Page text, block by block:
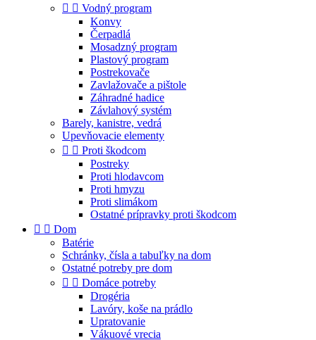
  Vodný program
Konvy
Čerpadlá
Mosadzný program
Plastový program
Postrekovače
Zavlažovače a pištole
Záhradné hadice
Závlahový systém
Barely, kanistre, vedrá
Upevňovacie elementy
  Proti škodcom
Postreky
Proti hlodavcom
Proti hmyzu
Proti slimákom
Ostatné prípravky proti škodcom
  Dom
Batérie
Schránky, čísla a tabuľky na dom
Ostatné potreby pre dom
  Domáce potreby
Drogéria
Lavóry, koše na prádlo
Upratovanie
Vákuové vrecia